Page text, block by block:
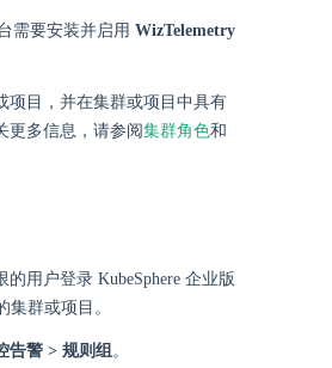
需要安装并启用 WizTelemetry
项目，并在集群或项目中具有
更多信息，请参阅集群角色和
的用户登录 KubeSphere 企业版
集群或项目。
告警 > 规则组。